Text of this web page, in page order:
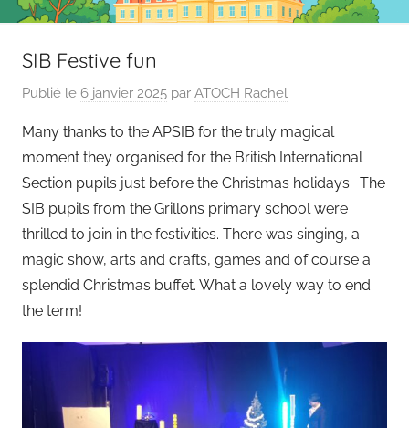
SIB Festive fun
Publié le 6 janvier 2025 par ATOCH Rachel
Many thanks to the APSIB for the truly magical
moment they organised for the British International
Section pupils just before the Christmas holidays. The
SIB pupils from the Grillons primary school were
thrilled to join in the festivities. There was singing, a
magic show, arts and crafts, games and of course a
splendid Christmas buffet. What a lovely way to end
the term!